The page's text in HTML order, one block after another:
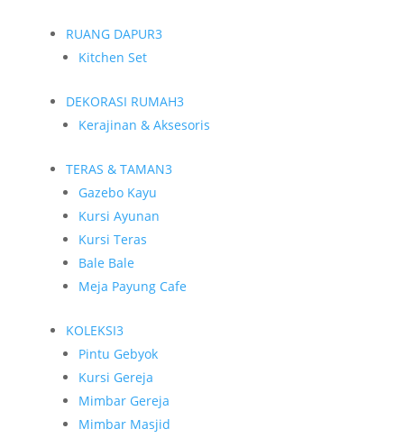
RUANG DAPUR3
Kitchen Set
DEKORASI RUMAH3
Kerajinan & Aksesoris
TERAS & TAMAN3
Gazebo Kayu
Kursi Ayunan
Kursi Teras
Bale Bale
Meja Payung Cafe
KOLEKSI3
Pintu Gebyok
Kursi Gereja
Mimbar Gereja
Mimbar Masjid